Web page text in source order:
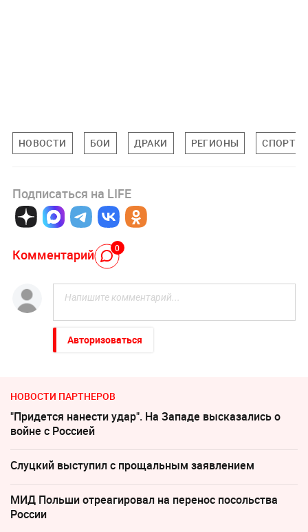
НОВОСТИ БОИ ДРАКИ РЕГИОНЫ СПОРТ
Подписаться на LIFE
Комментарий 0
Авторизоваться
НОВОСТИ ПАРТНЕРОВ
"Придется нанести удар". На Западе высказались о
войне с Россией
Слуцкий выступил с прощальным заявлением
МИД Польши отреагировал на перенос посольства
России